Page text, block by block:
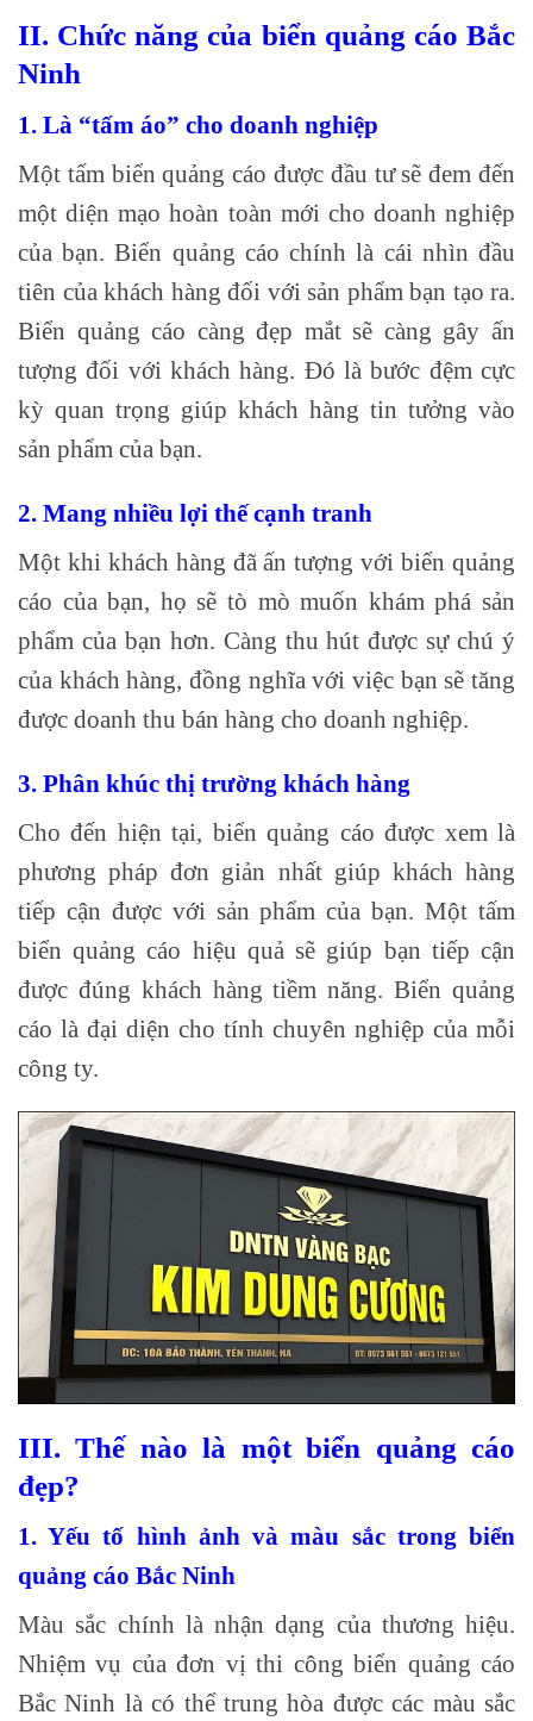
II. Chức năng của biển quảng cáo Bắc
Ninh
1. Là “tấm áo” cho doanh nghiệp
Một tấm biển quảng cáo được đầu tư sẽ đem đến
một diện mạo hoàn toàn mới cho doanh nghiệp
của bạn. Biển quảng cáo chính là cái nhìn đầu
tiên của khách hàng đối với sản phẩm bạn tạo ra.
Biển quảng cáo càng đẹp mắt sẽ càng gây ấn
tượng đối với khách hàng. Đó là bước đệm cực
kỳ quan trọng giúp khách hàng tin tưởng vào
sản phẩm của bạn.
2. Mang nhiều lợi thế cạnh tranh
Một khi khách hàng đã ấn tượng với biển quảng
cáo của bạn, họ sẽ tò mò muốn khám phá sản
phẩm của bạn hơn. Càng thu hút được sự chú ý
của khách hàng, đồng nghĩa với việc bạn sẽ tăng
được doanh thu bán hàng cho doanh nghiệp.
3. Phân khúc thị trường khách hàng
Cho đến hiện tại, biển quảng cáo được xem là
phương pháp đơn giản nhất giúp khách hàng
tiếp cận được với sản phẩm của bạn. Một tấm
biển quảng cáo hiệu quả sẽ giúp bạn tiếp cận
được đúng khách hàng tiềm năng. Biển quảng
cáo là đại diện cho tính chuyên nghiệp của mỗi
công ty.
III. Thế nào là một biển quảng cáo
đẹp?
1. Yếu tố hình ảnh và màu sắc trong biển
quảng cáo Bắc Ninh
Màu sắc chính là nhận dạng của thương hiệu.
Nhiệm vụ của đơn vị thi công biển quảng cáo
Bắc Ninh là có thể trung hòa được các màu sắc